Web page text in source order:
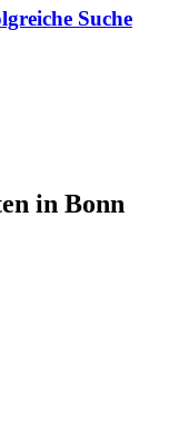
Suche
in Bonn